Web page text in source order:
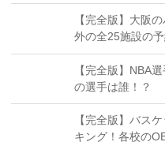
【完全版】大阪
外の全25施設の
【完全版】NBA
の選手は誰！？
【完全版】バス
キング！各校の